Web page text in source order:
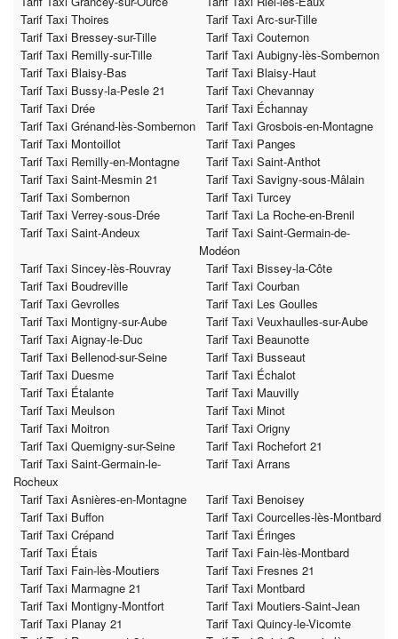
Tarif Taxi Thoires
Tarif Taxi Arc-sur-Tille
Tarif Taxi Bressey-sur-Tille
Tarif Taxi Couternon
Tarif Taxi Remilly-sur-Tille
Tarif Taxi Aubigny-lès-Sombernon
Tarif Taxi Blaisy-Bas
Tarif Taxi Blaisy-Haut
Tarif Taxi Bussy-la-Pesle 21
Tarif Taxi Chevannay
Tarif Taxi Drée
Tarif Taxi Échannay
Tarif Taxi Grénand-lès-Sombernon
Tarif Taxi Grosbois-en-Montagne
Tarif Taxi Montoillot
Tarif Taxi Panges
Tarif Taxi Remilly-en-Montagne
Tarif Taxi Saint-Anthot
Tarif Taxi Saint-Mesmin 21
Tarif Taxi Savigny-sous-Mâlain
Tarif Taxi Sombernon
Tarif Taxi Turcey
Tarif Taxi Verrey-sous-Drée
Tarif Taxi La Roche-en-Brenil
Tarif Taxi Saint-Andeux
Tarif Taxi Saint-Germain-de-
Modéon
Tarif Taxi Sincey-lès-Rouvray
Tarif Taxi Bissey-la-Côte
Tarif Taxi Boudreville
Tarif Taxi Courban
Tarif Taxi Gevrolles
Tarif Taxi Les Goulles
Tarif Taxi Montigny-sur-Aube
Tarif Taxi Veuxhaulles-sur-Aube
Tarif Taxi Aignay-le-Duc
Tarif Taxi Beaunotte
Tarif Taxi Bellenod-sur-Seine
Tarif Taxi Busseaut
Tarif Taxi Duesme
Tarif Taxi Échalot
Tarif Taxi Étalante
Tarif Taxi Mauvilly
Tarif Taxi Meulson
Tarif Taxi Minot
Tarif Taxi Moitron
Tarif Taxi Origny
Tarif Taxi Quemigny-sur-Seine
Tarif Taxi Rochefort 21
Tarif Taxi Saint-Germain-le-
Rocheux
Tarif Taxi Arrans
Tarif Taxi Asnières-en-Montagne
Tarif Taxi Benoisey
Tarif Taxi Buffon
Tarif Taxi Courcelles-lès-Montbard
Tarif Taxi Crépand
Tarif Taxi Éringes
Tarif Taxi Étais
Tarif Taxi Fain-lès-Montbard
Tarif Taxi Fain-lès-Moutiers
Tarif Taxi Fresnes 21
Tarif Taxi Marmagne 21
Tarif Taxi Montbard
Tarif Taxi Montigny-Montfort
Tarif Taxi Moutiers-Saint-Jean
Tarif Taxi Planay 21
Tarif Taxi Quincy-le-Vicomte